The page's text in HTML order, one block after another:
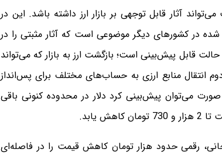
آثار قابل توجهی بر بازار ارز داشته باشد. این در
شده در کشورهای دیگر موضوعی است که آثار مثبتی را در
قابل پیش‌بینی است؛ بازگشت ارز به بازار که می‌تواند
انتقال منابع ارزی به حساب‌های مختلف برای پس‌انداز
می‌توان پیش‌بینی کرد دلار در محدوده کنونی باقی
یابد.
رقمی حدود هزار تومان کاهش قیمت را در فاصله‌ای